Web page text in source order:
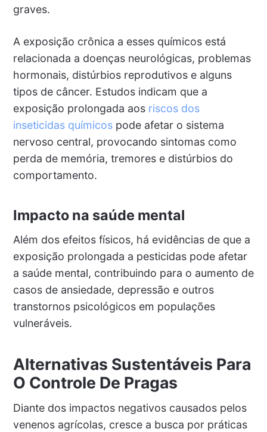
graves.
A exposição crônica a esses químicos está
relacionada a doenças neurológicas, problemas
hormonais, distúrbios reprodutivos e alguns
tipos de câncer. Estudos indicam que a
exposição prolongada aos riscos dos
inseticidas químicospode afetar o sistema
nervoso central, provocando sintomas como
perda de memória, tremores e distúrbios do
comportamento.
Impacto na saúde mental
Além dos efeitos físicos, há evidências de que a
exposição prolongada a pesticidas pode afetar
a saúde mental, contribuindo para o aumento de
casos de ansiedade, depressão e outros
transtornos psicológicos em populações
vulneráveis.
Alternativas Sustentáveis Para
O Controle De Pragas
Diante dos impactos negativos causados pelos
venenos agrícolas, cresce a busca por práticas